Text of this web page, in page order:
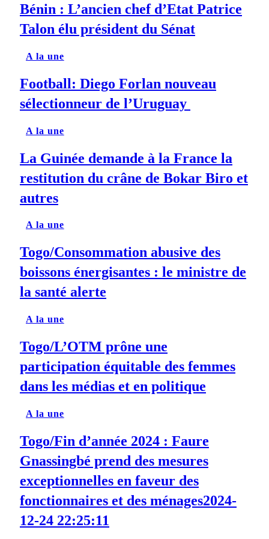
Bénin : L’ancien chef d’Etat Patrice
Talon élu président du Sénat
A la une
Football: Diego Forlan nouveau
sélectionneur de l’Uruguay
A la une
La Guinée demande à la France la
restitution du crâne de Bokar Biro et
autres
A la une
Togo/Consommation abusive des
boissons énergisantes : le ministre de
la santé alerte
A la une
Togo/L’OTM prône une
participation équitable des femmes
dans les médias et en politique
A la une
Togo/Fin d’année 2024 : Faure
Gnassingbé prend des mesures
exceptionnelles en faveur des
fonctionnaires et des ménages2024-
12-24 22:25:11